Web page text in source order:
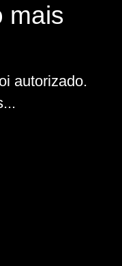
mais
autorizado.